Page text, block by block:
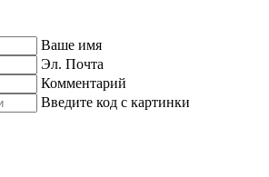
Ваше имя
Эл. Почта
Комментарий
Введите код с картинки